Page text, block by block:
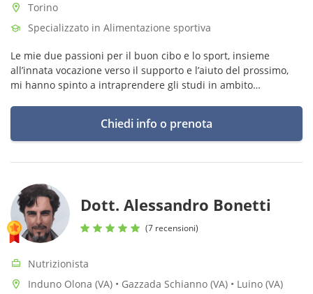
Torino
Specializzato in Alimentazione sportiva
Le mie due passioni per il buon cibo e lo sport, insieme
all’innata vocazione verso il supporto e l’aiuto del prossimo,
mi hanno spinto a intraprendere gli studi in ambito
Chiedi info o prenota
Dott. Alessandro Bonetti
(7 recensioni)
Nutrizionista
Induno Olona (VA) • Gazzada Schianno (VA) • Luino (VA)